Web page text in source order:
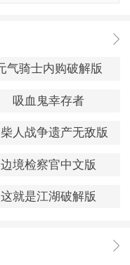
气骑士内购破解版
吸血鬼幸存者
人战争遗产无敌版
边境检察官中文版
这就是江湖破解版